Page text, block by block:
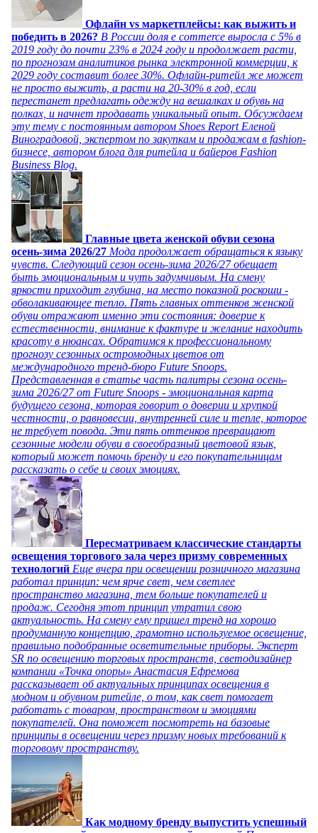
Офлайн vs маркетплейсы: как выжить и
победить в 2026? В России доля e commerce выросла с 5% в
2019 году до почти 23% в 2024 году и продолжает расти,
по прогнозам аналитиков рынка электронной коммерции, к
2029 году составит более 30%. Офлайн-ритейл же может
не просто выжить, а расти на 20-30% в год, если
перестанет предлагать одежду на вешалках и обувь на
полках, и начнет продавать уникальный опыт. Обсуждаем
эту тему с постоянным автором Shoes Report Еленой
Виноградовой, экспертом по закупкам и продажам в fashion-
бизнесе, автором блога для ритейла и байеров Fashion
Business Blog.
Главные цвета женской обуви сезона
осень-зима 2026/27 Мода продолжает обращаться к языку
чувств. Следующий сезон осень-зима 2026/27 обещает
быть эмоциональным и чуть задумчивым. На смену
яркости приходит глубина, на место показной роскоши -
обволакивающее тепло. Пять главных оттенков женской
обуви отражают именно эти состояния: доверие к
естественности, внимание к фактуре и желание находить
красоту в нюансах. Обратимся к профессиональному
прогнозу сезонных остромодных цветов от
международного тренд-бюро Future Snoops.
Представленная в статье часть палитры сезона осень-
зима 2026/27 от Future Snoops - эмоциональная карта
будущего сезона, которая говорит о доверии и хрупкой
честности, о равновесии, внутренней силе и тепле, которое
не требует повода. Эти пять оттенков превращают
сезонные модели обуви в своеобразный цветовой язык,
который может помочь бренду и его покупательницам
рассказать о себе и своих эмоциях.
Пересматриваем классические стандарты
освещения торгового зала через призму современных
технологий Еще вчера при освещении розничного магазина
работал принцип: чем ярче свет, чем светлее
пространство магазина, тем больше покупателей и
продаж. Сегодня этот принцип утратил свою
актуальность. На смену ему пришел тренд на хорошо
продуманную концепцию, грамотно используемое освещение,
правильно подобранные осветительные приборы. Эксперт
SR по освещению торговых пространств, светодизайнер
компании «Точка опоры» Анастасия Ефремова
рассказывает об актуальных принципах освещения в
модном и обувном ритейле, о том, как свет помогает
работать с товаром, пространством и эмоциями
покупателей. Она поможет посмотреть на базовые
принципы в освещении через призму новых требований к
торговому пространству.
Как модному бренду выпустить успешный